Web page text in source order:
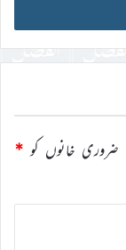
ضروری خانوں کو *